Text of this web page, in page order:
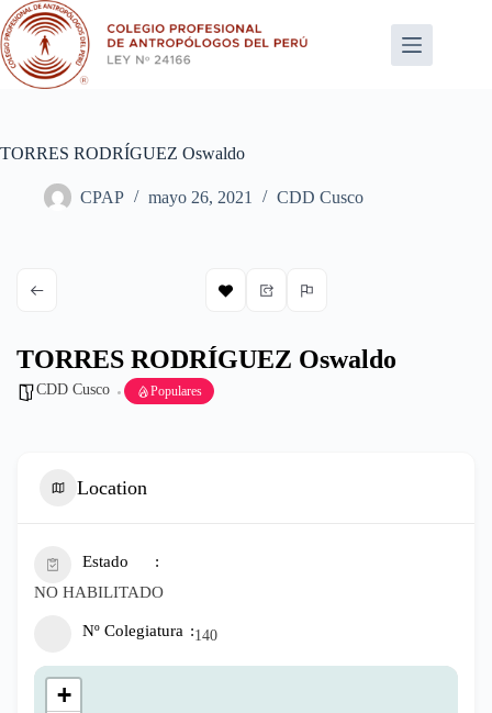
Saltar
al
contenido
TORRES RODRÍGUEZ Oswaldo
CPAP mayo 26, 2021 CDD Cusco
TORRES RODRÍGUEZ Oswaldo
CDD Cusco Populares
Location
Estado
NO HABILITADO
Nº Colegiatura 140
+